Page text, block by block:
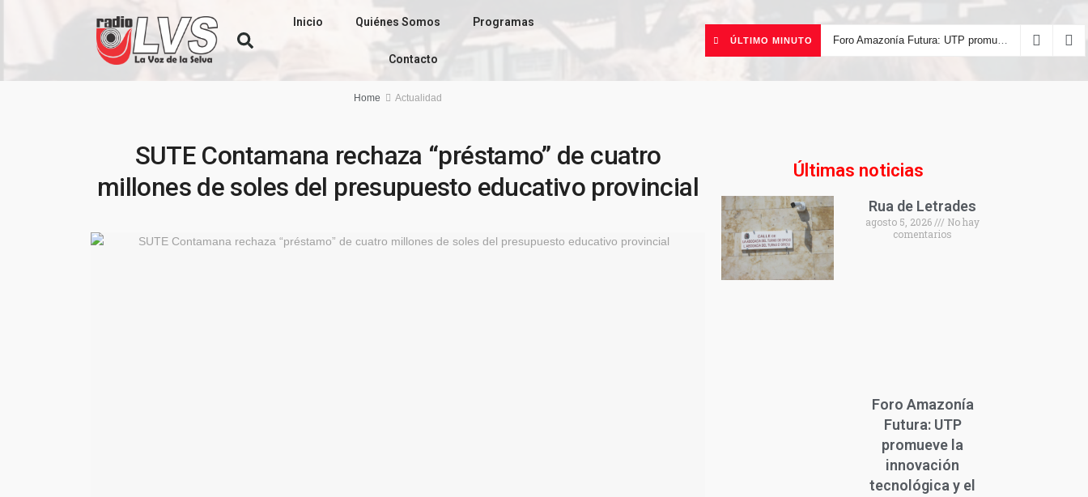
Inicio Quiénes Somos Programas
Contacto
ÚLTIMO MINUTO Foro Amazonía Futura: UTP promueve la innovación tecnológica y el desarrollo sostenible de la Amazonía peruana
Home Actualidad
SUTE Contamana rechaza “préstamo” de cuatro
millones de soles del presupuesto educativo provincial
Últimas noticias
Rua de Letrades
agosto 5, 2026
No hay
comentarios
Foro Amazonía
Futura: UTP
promueve la
innovación
tecnológica y el